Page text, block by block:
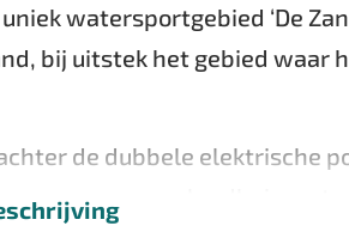
watersportgebied ‘De
bij uitstek het gebied waar
de dubbele elektrische
leidt naar een landhuis met